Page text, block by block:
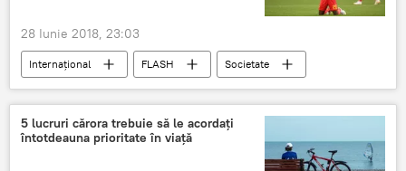
28 Iunie 2018, 23:03
Internaţional FLASH
Societate
Rusia
Panoramic: Cupa Mondială din Rusia 2018
CM 2018
cronică
5 lucruri cărora trebuie să le acordați
întotdeauna prioritate în viață